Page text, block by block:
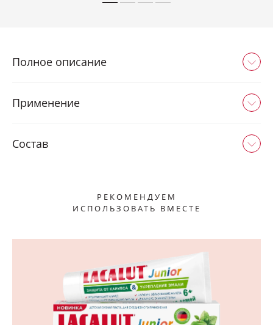
Полное описание
Применение
Состав
РЕКОМЕНДУЕМ
ИСПОЛЬЗОВАТЬ ВМЕСТЕ